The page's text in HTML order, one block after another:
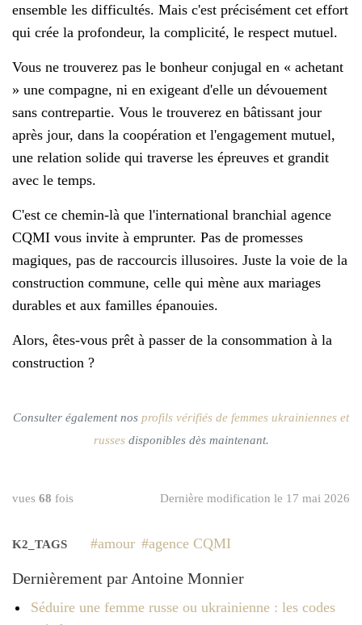
ensemble les difficultés. Mais c'est précisément cet effort
qui crée la profondeur, la complicité, le respect mutuel.
Vous ne trouverez pas le bonheur conjugal en « achetant
» une compagne, ni en exigeant d'elle un dévouement
sans contrepartie. Vous le trouverez en bâtissant jour
après jour, dans la coopération et l'engagement mutuel,
une relation solide qui traverse les épreuves et grandit
avec le temps.
C'est ce chemin-là que l'international branchial agence
CQMI vous invite à emprunter. Pas de promesses
magiques, pas de raccourcis illusoires. Juste la voie de la
construction commune, celle qui mène aux mariages
durables et aux familles épanouies.
Alors, êtes-vous prêt à passer de la consommation à la
construction ?
Consulter également nos profils vérifiés de femmes ukrainiennes et
russesdisponibles dès maintenant.
vues 68 fois Dernière modification le 17 mai 2026
K2_TAGS amour agence CQMI
Dernièrement par Antoine Monnier
Séduire une femme russe ou ukrainienne : les codes